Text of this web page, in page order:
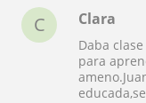
C Clara
Daba
para